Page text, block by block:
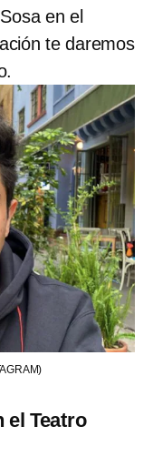
en el
te daremos
el Teatro